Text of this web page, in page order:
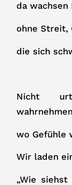
da
ohne Streit,
die sich
Nicht
wo Gefühle
Wir laden
„Wie